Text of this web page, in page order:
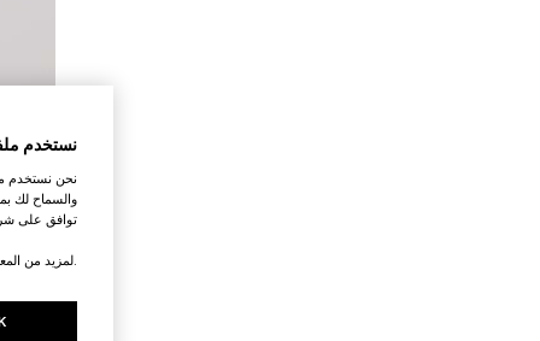
نستخدم
نحن نستخدم
والسماح لك
توافق على
.لمزيد من